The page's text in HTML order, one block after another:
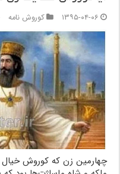
۱۳۹۵-۰۴-۰۶
کوروش نامه
چهارمین زن که کوروش